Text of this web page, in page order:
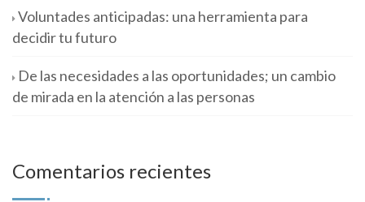
Voluntades anticipadas: una herramienta para
decidir tu futuro
De las necesidades a las oportunidades; un cambio
de mirada en la atención a las personas
Comentarios recientes